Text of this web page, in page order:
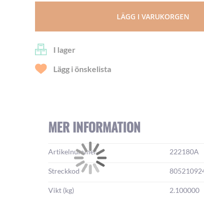
LÄGG I VARUKORGEN
I lager
Lägg i önskelista
MER INFORMATION
Mer
information:
Artikelnummer 222180A
Streckkod
Vikt (kg) 2.100000